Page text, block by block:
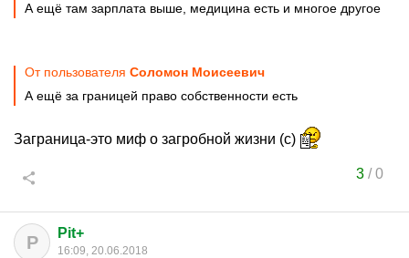
А ещё там зарплата выше, медицина есть и многое другое
От пользователя Соломон Моисеевич
А ещё за границей право собственности есть
Заграница-это миф о загробной жизни (с)
3/0
P Pit+
16:09, 20.06.2018